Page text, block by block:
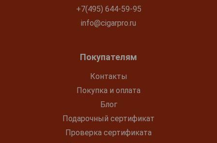
+7(495) 644-59-95
info@cigarpro.ru
Покупателям
Контакты
Покупка и оплата
Блог
Подарочный сертификат
Проверка сертификата